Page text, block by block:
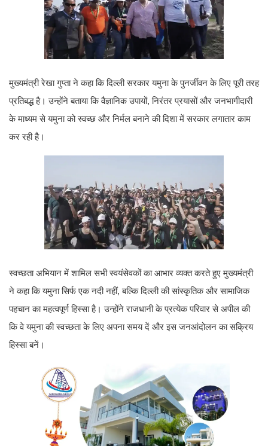
मुख्यमंत्री रेखा गुप्ता ने कहा कि दिल्ली सरकार यमुना के पुनर्जीवन के लिए पूरी तरह
प्रतिबद्ध है। उन्होंने बताया कि वैज्ञानिक उपायों, निरंतर प्रयासों और जनभागीदारी
के माध्यम से यमुना को स्वच्छ और निर्मल बनाने की दिशा में सरकार लगातार काम
कर रही है।
स्वच्छता अभियान में शामिल सभी स्वयंसेवकों का आभार व्यक्त करते हुए मुख्यमंत्री
ने कहा कि यमुना सिर्फ एक नदी नहीं, बल्कि दिल्ली की सांस्कृतिक और सामाजिक
पहचान का महत्वपूर्ण हिस्सा है। उन्होंने राजधानी के प्रत्येक परिवार से अपील की
कि वे यमुना की स्वच्छता के लिए अपना समय दें और इस जनआंदोलन का सक्रिय
हिस्सा बनें।